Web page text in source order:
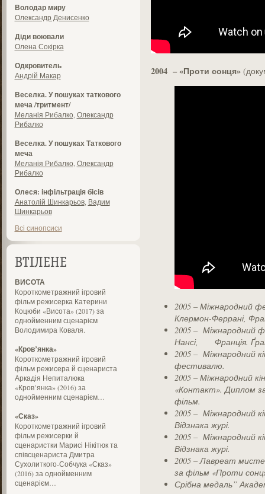
Володар миру
Олександр Денисенко
Діди воювали
Олена Сокірка
Одкровитель
Андрій Макар
Веселка. У пошуках таткового
меча /тритмент/
Меланія Рибалко Олександр
Рибалко
Веселка. У пошуках Таткового
меча
Меланія Рибалко Олександр
Рибалко
Олеся: інфільтрація бісів
Анатолій Шинкарьов, Вадим
Шинкарьов
Всі синопсиси
ВТІЛЕНЕ
ВИСОТА
Короткометражний ігровий
фільм режисерка Катерини
Коцюби «Висота» (2017) за
однойменним сценарієм
Володимира Коваля.
«Кров’янка»
Короткометражний ігровий
фільм режисера й сценариста
Аркадія Непиталюка
«Кров’янка» (2016) за
однойменним сценарієм…
«Сказ»
Короткометражний ігровий
фільм режисерки й
сценаристки Марисі Нікітюк та
співсценариста Дмитра
Сухолиткого-Собчука «Сказ»
(2016) за однойменним
сценарієм…
2004 –«Проти сонця»
2005 – Міжнародний
Клермон-Феррані,
2005 – Міжнародний
Нансі, Франція.
2005 – Міжнародний
фестивалю.
2005 – Міжнародний
«Контакт». Диплом
фільм.
2005 – Міжнародний
Відзнака журі.
2005 – Міжнародний
Відзнака журі.
2005 – Лавреат
за фільм «Проти
Срібна медаль”